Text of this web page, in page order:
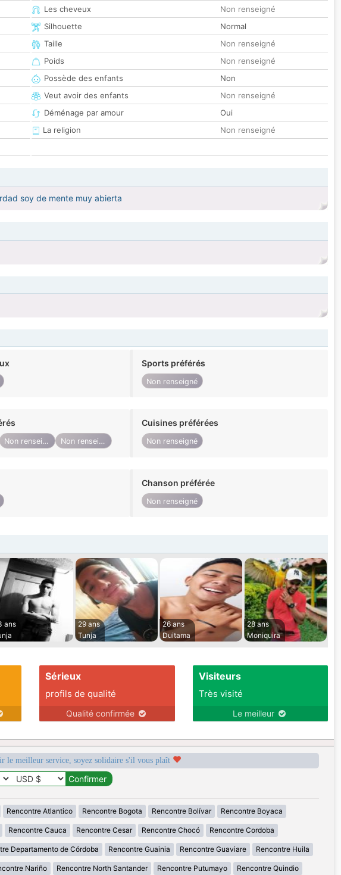
Les cheveux
Non renseigné
Silhouette
Normal
Taille
Non renseigné
Poids
Non renseigné
Possède des enfants
Non
Veut avoir des enfants
Non renseigné
Déménage par amour
Oui
La religion
Non renseigné
soy de mente muy abierta
Sports préférés
Non renseigné
Non renseigné Non renseigné
Cuisines préférées
Non renseigné
Chanson préférée
Non renseigné
ans
29 ans
Tunja
26 ans
Duitama
28 ans
Moniquira
Sérieux
profils de qualité
Qualité confirmée
Visiteurs
Très visité
Le meilleur
le meilleur service, soyez solidaire s'il vous plaît
Rencontre Atlantico Rencontre Bogota Rencontre Bolívar Rencontre Boyaca
Rencontre Cauca Rencontre Cesar Rencontre Chocó Rencontre Cordoba
Departamento de Córdoba Rencontre Guainia Rencontre Guaviare Rencontre Huila
Nariño Rencontre North Santander Rencontre Putumayo Rencontre Quindio